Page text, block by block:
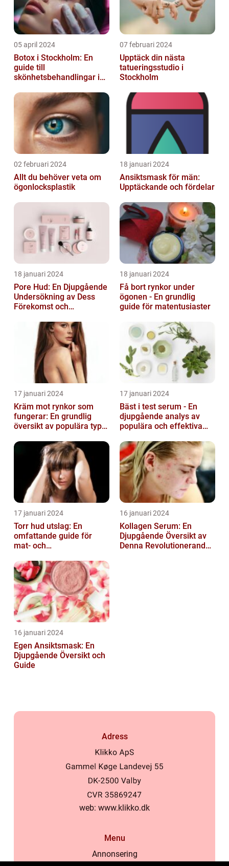
05 april 2024
Botox i Stockholm: En
guide till
skönhetsbehandlingar i
07 februari 2024
Upptäck din nästa
tatueringsstudio i
Stockholm
02 februari 2024
Allt du behöver veta om
ögonlocksplastik
18 januari 2024
Ansiktsmask för män:
Upptäckande och fördelar
18 januari 2024
Pore Hud: En Djupgående
Undersökning av Dess
Förekomst och
18 januari 2024
Få bort rynkor under
ögonen - En grundlig
guide för matentusiaster
17 januari 2024
Kräm mot rynkor som
fungerar: En grundlig
översikt av populära typer
17 januari 2024
Bäst i test serum - En
djupgående analys av
populära och effektiva
17 januari 2024
Torr hud utslag: En
omfattande guide för
mat- och
16 januari 2024
Kollagen Serum: En
Djupgående Översikt av
Denna Revolutionerande
16 januari 2024
Egen Ansiktsmask: En
Djupgående Översikt och
Guide
Adress
web: www.klikko.dk
Menu
Annonsering